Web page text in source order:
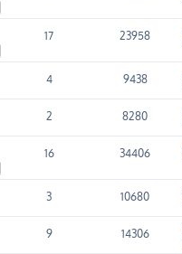
17 23958
4 9438
2 8280
16 34406
3 10680
9 14306